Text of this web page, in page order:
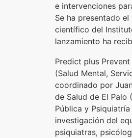
e intervenciones
Se ha presentado
científico del
lanzamiento ha
Predict plus
(Salud Mental,
coordinado por
de Salud de El Palo
Pública y
investigación del
psiquiatras,